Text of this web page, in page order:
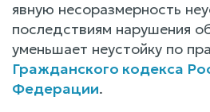
явную несоразмерность
последствиям нарушения
уменьшает неустойку по
Гражданского кодекса
Федерации.